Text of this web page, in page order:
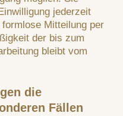
jederzeit
Mitteilung per
der bis zum
bleibt vom
die
Fällen